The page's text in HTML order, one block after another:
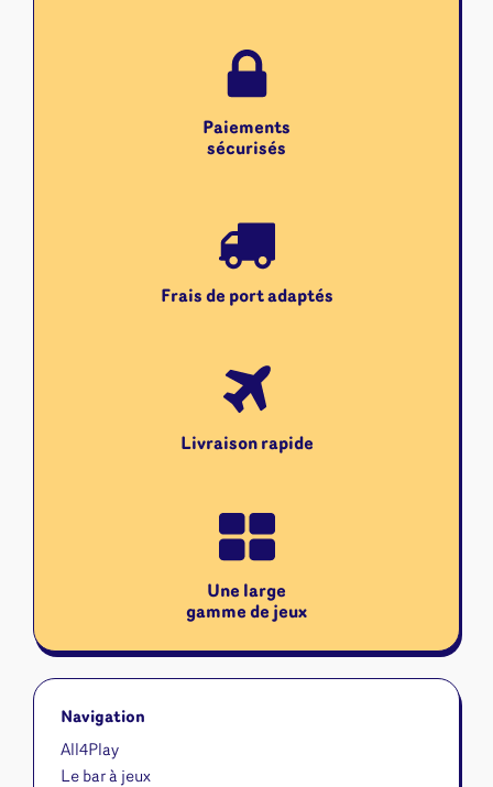
Paiements
sécurisés
Frais de port adaptés
Livraison rapide
Une large
gamme de jeux
Navigation
All4Play
Le bar à jeux